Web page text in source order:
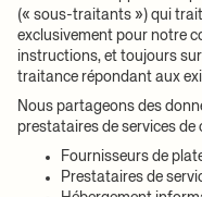
(« sous-traitants ») qui
exclusivement pour notre
instructions, et toujours
traitance répondant aux
Nous partageons des
prestataires de services
Fournisseurs de
Prestataires de